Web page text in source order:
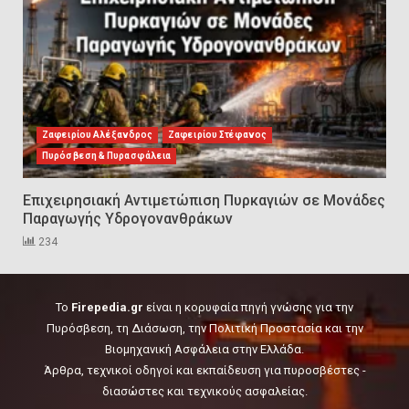
8
ασφάλειας στην Ελλάδα (ΥΑΕ)
9
Technical Leadership in Safety:
Why Emergency Response and
HSE Must Be Operated as One
10 συχνά λάθη σε
περιορισμένους χώρους που
Ζαφειρίου Αλέξανδρος Ζαφειρίου Στέφανος
Πυρόσβεση & Πυρασφάλεια
Επιχειρησιακή Αντιμετώπιση Πυρκαγιών σε Μονάδες
Παραγωγής Υδρογονανθράκων
234
To Firepedia.gr είναι η κορυφαία πηγή γνώσης για την
Πυρόσβεση, τη Διάσωση, την Πολιτική Προστασία και την
Βιομηχανική Ασφάλεια στην Ελλάδα.
Άρθρα, τεχνικοί οδηγοί και εκπαίδευση για πυροσβέστες -
διασώστες και τεχνικούς ασφαλείας.